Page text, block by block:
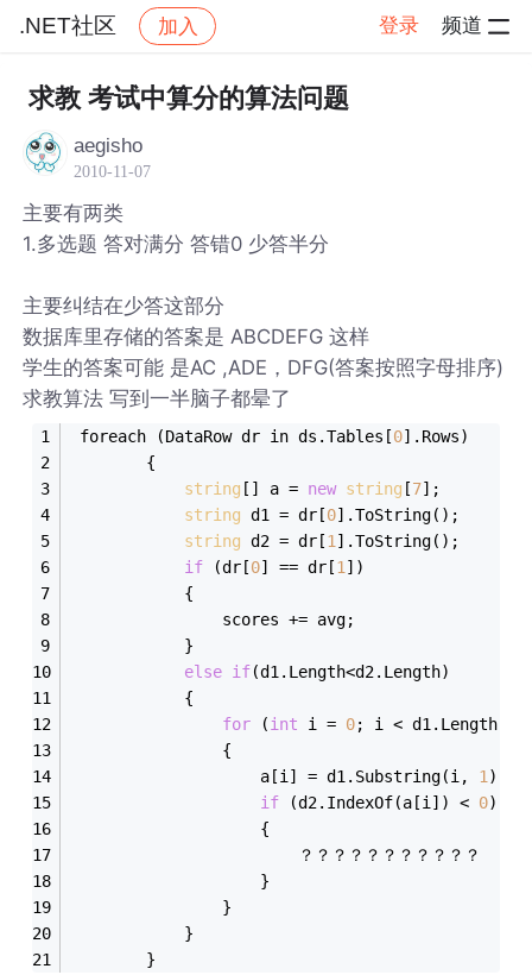
.NET社区 加入 登录 频道
社区 .NET社区 帖子详情
求教 考试中算分的算法问题
aegisho
2010-11-07
主要有两类
1.多选题 答对满分 答错0 少答半分
主要纠结在少答这部分
数据库里存储的答案是 ABCDEFG 这样
学生的答案可能 是AC ,ADE，DFG(答案按照字母排序)
求教算法 写到一半脑子都晕了
foreach (DataRow dr in ds.Tables[0].Rows)
        {
string [] a = new string [7];
string d1 = dr[0].ToString();
string d2 = dr[1 ].ToString();
if (dr[0] == dr[1 ])
            {
                scores += avg;
            }
else if(d1.Length<d2.Length)
            {
for (int i = 0; i <
                {
                    a[i] = d1.Substring(i,
1 );
if (d2.IndexOf(a[i]) < 0)
                    {
                        ？？？？？？？？？？？
                    }
                }
            }
        }